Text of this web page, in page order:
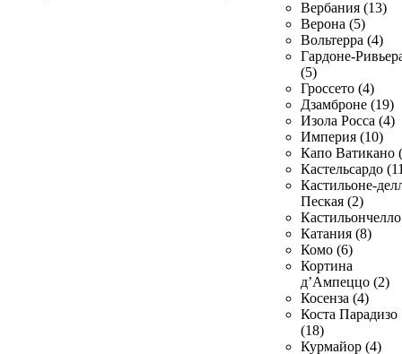
Вербания (13)
Верона (5)
Вольтерра (4)
Гардоне-
(5)
Гроссето (4)
Дзамброне (19)
Изола Росса (4)
Империя (10)
Капо Ватикано
Кастельсардо
Кастильоне-
Пеская (2)
Катания (8)
Комо (6)
Кортина
д’Ампеццо (2)
Косенза (4)
Коста Парадизо
(18)
Курмайор (4)